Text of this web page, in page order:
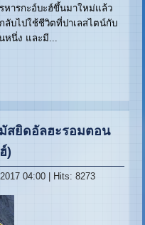
หารกะอ์บะฮ์ขึ้นมาใหม่แล้ว
ลับไปใช้ชีวิตที่ปาเลสไตน์กับ
หนึ่ง และมี...
สยิดอัลฮะรอมตอน
)
04:00 | Hits: 8273